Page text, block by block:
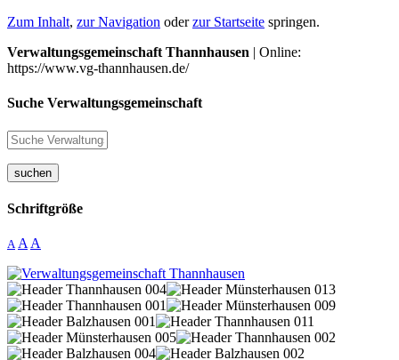
Zum Inhalt, zur Navigation oderzur Startseite springen.
Verwaltungsgemeinschaft Thannhausen | Online:
https://www.vg-thannhausen.de/
Suche Verwaltungsgemeinschaft
suchen
Schriftgröße
A A A